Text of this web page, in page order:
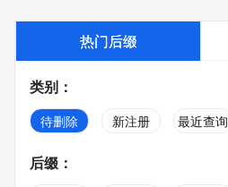
热门后缀
类别 ：
待删除 新注册 最近查询
后缀 ：